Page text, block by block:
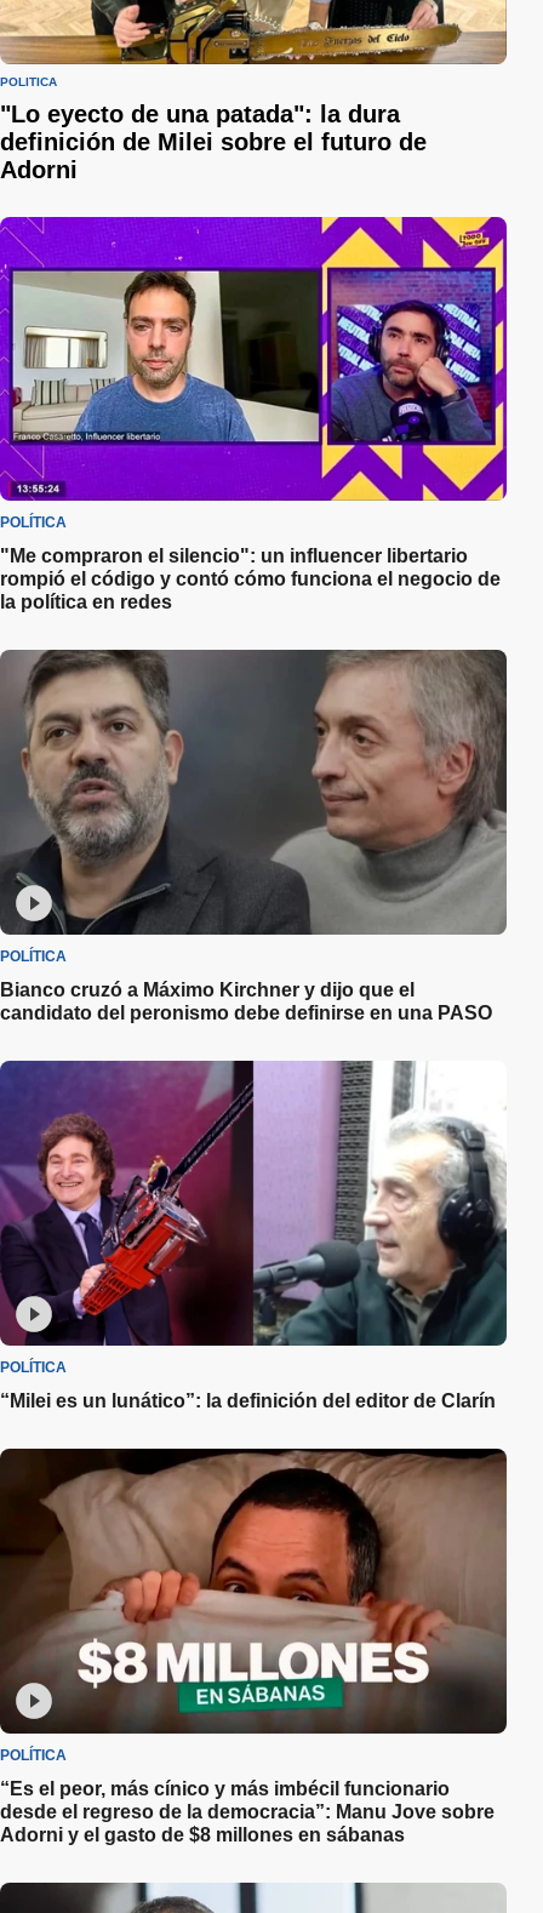
POLÍTICA
"Lo eyecto de una patada": la dura
definición de Milei sobre el futuro de
Adorni
POLÍTICA
"Me compraron el silencio": un influencer libertario
rompió el código y contó cómo funciona el negocio de
la política en redes
POLÍTICA
Bianco cruzó a Máximo Kirchner y dijo que el
candidato del peronismo debe definirse en una PASO
POLÍTICA
“Milei es un lunático”: la definición del editor de Clarín
POLÍTICA
“Es el peor, más cínico y más imbécil funcionario
desde el regreso de la democracia”: Manu Jove sobre
Adorni y el gasto de $8 millones en sábanas